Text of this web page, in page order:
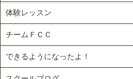
体験レッスン
チームＦＣＣ
できるようになったよ！